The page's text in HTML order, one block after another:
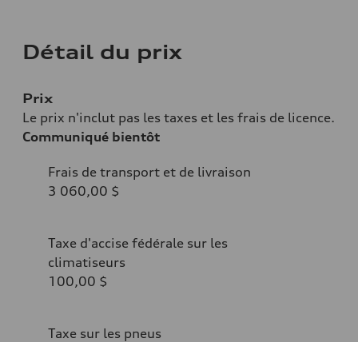
Détail du prix
Prix
Le prix n'inclut pas les taxes et les frais de licence.
Communiqué bientôt
Frais de transport et de livraison
3 060,00 $
Taxe d'accise fédérale sur les
climatiseurs
100,00 $
Taxe sur les pneus